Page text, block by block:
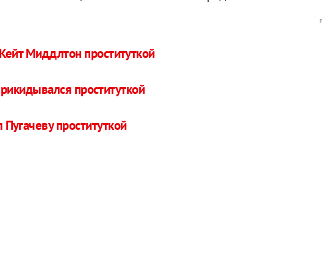
Миддлтон проституткой
проституткой
проституткой